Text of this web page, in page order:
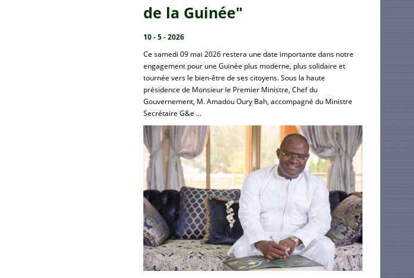
de la Guinée"
10 - 5 - 2026
Ce samedi 09 mai 2026 restera une date importante dans notre
engagement pour une Guinée plus moderne, plus solidaire et
tournée vers le bien-être de ses citoyens. Sous la haute
présidence de Monsieur le Premier Ministre, Chef du
Gouvernement, M. Amadou Oury Bah, accompagné du Ministre
Secrétaire G&e ...